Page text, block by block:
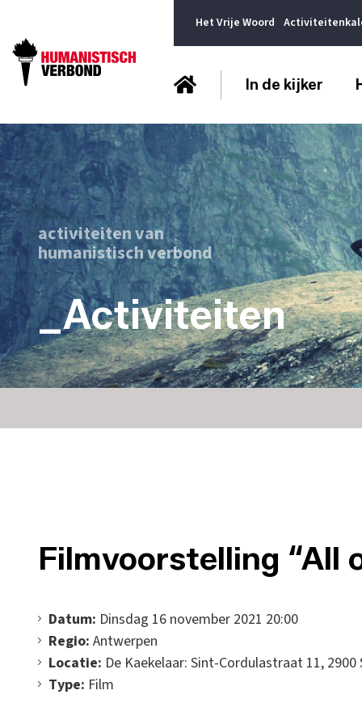
Het Vrije Woord
In de kijker
activiteiten van
humanistisch verbond
_Activiteiten
Filmvoorstelling “All
Datum: Dinsdag 16 november 2021 20:00
Regio: Antwerpen
Locatie: De Kaekelaar: Sint-Cordulastraat 11, 2900
Type: Film